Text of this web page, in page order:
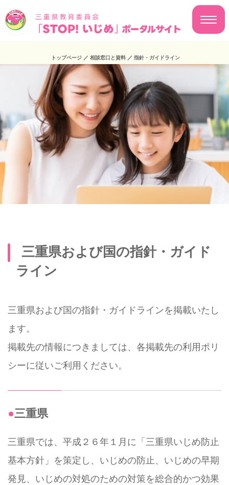
トップページ ／ 相談窓口と資料 ／ 指針・ガイドライン
三重県および国の指針・ガイド
ライン
三重県および国の指針・ガイドラインを掲載いたし
ます。
掲載先の情報につきましては、各掲載先の利用ポリ
シーに従いご利用ください。
●三重県
三重県では、平成２６年１月に「三重県いじめ防止
基本方針」を策定し、いじめの防止、いじめの早期
発見、いじめの対処のための対策を総合的かつ効果